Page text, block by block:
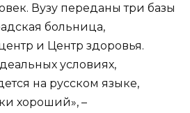
Вузу переданы три базы
больница,
и Центр здоровья.
условиях,
на русском языке,
хороший», –